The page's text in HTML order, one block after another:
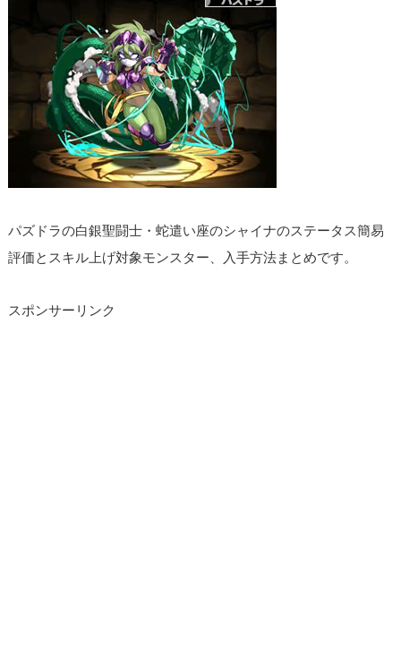
パズドラの白銀聖闘士・蛇遣い座のシャイナのステータス簡易
評価とスキル上げ対象モンスター、入手方法まとめです。
スポンサーリンク